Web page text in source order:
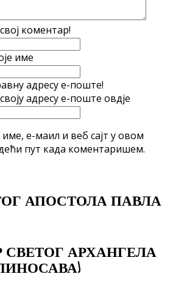
коментар!
име
адресу е-поште!
адресу е-поште овдје
име, е-маил и веб сајт у овом
пут када коментаришем.
АПОСТОЛА ПАВЛА
АРХАНГЕЛА